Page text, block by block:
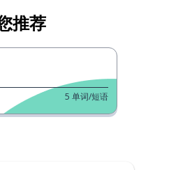
推荐
5 单词/短语